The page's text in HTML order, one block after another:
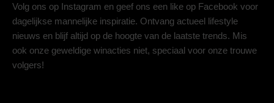
Volg ons op Instagram en geef ons een like op Facebook voor
dagelijkse mannelijke inspiratie. Ontvang actueel lifestyle
nieuws en blijf altijd op de hoogte van de laatste trends. Mis
ook onze geweldige winacties niet, speciaal voor onze trouwe
volgers!